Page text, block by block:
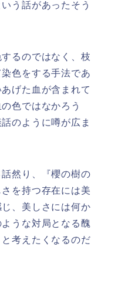
う話があったそう
るのではなく、枝
色をする手法であ
げた血が含まれて
色ではなかろう
のように噂が広ま
話然り、『櫻の樹の
を持つ存在には美
、美しさには何か
うな対局となる醜
考えたくなるのだ